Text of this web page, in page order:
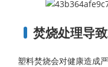
焚烧处理导
塑料焚烧会对健康造成